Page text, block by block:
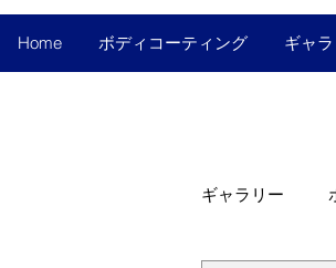
Home ボディコーティング ギャ
ギャラリー